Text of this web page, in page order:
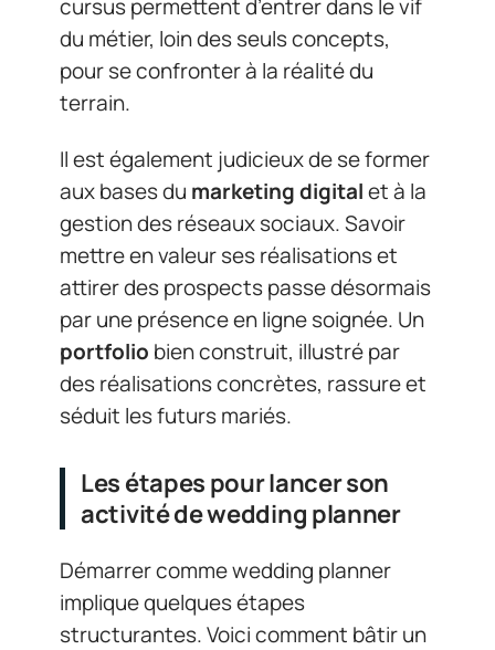
cursus permettent d’entrer dans le vif
du métier, loin des seuls concepts,
pour se confronter à la réalité du
terrain.
Il est également judicieux de se former
aux bases du marketing digitalet à la
gestion des réseaux sociaux. Savoir
mettre en valeur ses réalisations et
attirer des prospects passe désormais
par une présence en ligne soignée. Un
portfolio bien construit, illustré par
des réalisations concrètes, rassure et
séduit les futurs mariés.
Les étapes pour lancer son
activité de wedding planner
Démarrer comme wedding planner
implique quelques étapes
structurantes. Voici comment bâtir un